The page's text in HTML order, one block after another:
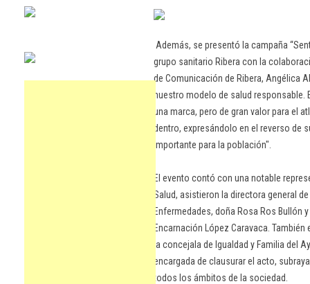
Además, se presentó la campaña
grupo sanitario Ribera con la
de Comunicación de Ribera, Angélica
nuestro modelo de salud
una marca, pero de gran valor para el
dentro, expresándolo en el reverso de
importante para la población".
El evento contó con una notable
Salud, asistieron la directora general
Enfermedades, doña Rosa Ros Bullón
Encarnación López Caravaca.
la concejala de Igualdad y Familia del
encargada de clausurar el acto,
todos los ámbitos de la sociedad.